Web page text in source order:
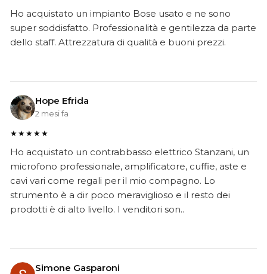
Ho acquistato un impianto Bose usato e ne sono
super soddisfatto. Professionalità e gentilezza da parte
dello staff. Attrezzatura di qualità e buoni prezzi.
Hope Efrida
2 mesi fa
★★★★★
Ho acquistato un contrabbasso elettrico Stanzani, un
microfono professionale, amplificatore, cuffie, aste e
cavi vari come regali per il mio compagno. Lo
strumento è a dir poco meraviglioso e il resto dei
prodotti è di alto livello. I venditori son..
Simone Gasparoni